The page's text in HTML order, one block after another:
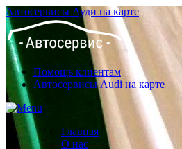
Автосервисы Ауди на карте
Помощь клиентам
Автосервисы Audi на карте
Главная
О нас